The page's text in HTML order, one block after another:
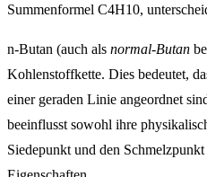
Summenformel C4H10,
n-Butan (auch als normal-Butan
Kohlenstoffkette. Dies bedeutet,
einer geraden Linie angeordnet
beeinflusst sowohl ihre
Siedepunkt und den